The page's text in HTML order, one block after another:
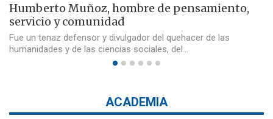
Humberto Muñoz, hombre de pensamiento,
servicio y comunidad
Fue un tenaz defensor y divulgador del quehacer de las
humanidades y de las ciencias sociales, del…
ACADEMIA